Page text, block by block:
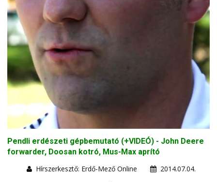
Pendli erdészeti gépbemutató (+VIDEÓ) - John Deere
forwarder, Doosan kotró, Mus-Max aprító
Hírszerkesztő: Erdő-Mező Online
2014.07.04.